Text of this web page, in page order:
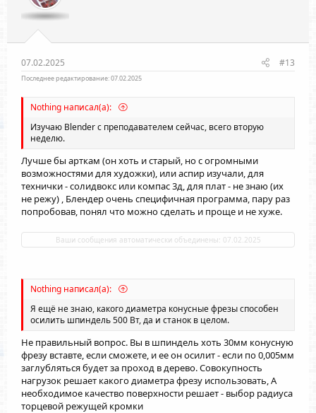
07.02.2025 #13
Последнее редактирование:07.02.2025
Nothing написал(а):
Изучаю Blender с преподавателем сейчас, всего вторую
неделю.
Лучше бы арткам (он хоть и старый, но с огромными
возможностями для художки), или аспир изучали, для
технички - солидвокс или компас 3д, для плат - не знаю (их
не режу) , Блендер очень специфичная программа, пару раз
попробовав, понял что можно сделать и проще и не хуже.
Ваши сообщения автоматически объединены: 07.02.2025
Nothing написал(а):
Я ещё не знаю, какого диаметра конусные фрезы способен
осилить шпиндель 500 Вт, да и станок в целом.
Не правильный вопрос. Вы в шпиндель хоть 30мм конусную
фрезу вставте, если сможете, и ее он осилит - если по 0,005мм
заглубляться будет за проход в дерево. Совокупность
нагрузок решает какого диаметра фрезу использовать, А
необходимое качество поверхности решает - выбор радиуса
торцевой режущей кромки